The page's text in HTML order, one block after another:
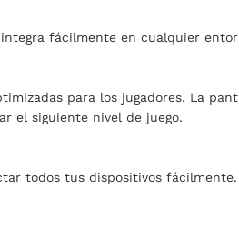
fácilmente en cualquier
para los jugadores. La
el siguiente nivel de juego.
todos tus dispositivos fácilmente.